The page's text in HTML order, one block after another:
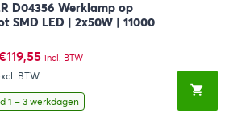
D04356 Werklamp op
SMD LED | 2x50W | 11000
prijs
119,55Huidige
€119,55.
incl. BTW
BTW
1 – 3 werkdagen